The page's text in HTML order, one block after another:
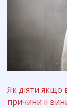
Як діяти якщо
причини її